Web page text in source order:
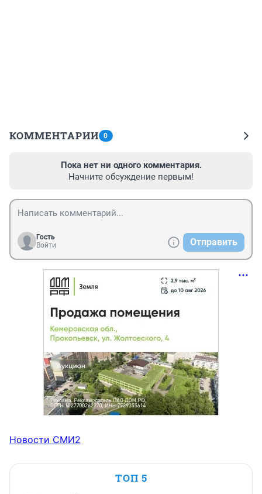
КОММЕНТАРИИ 0
Пока нет ни одного комментария.
Начните обсуждение первым!
Гость
Войти
Отправить
Новости СМИ2
ТОП 5